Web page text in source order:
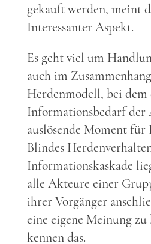
gekauft werden, meint
Interessanter Aspekt.
Es geht viel um
auch im
Herdenmodell, bei dem
Informationsbedarf der
auslösende Moment
Blindes
Informationskaskade
alle Akteure einer
ihrer Vorgänger
eine eigene Meinung
kennen das.